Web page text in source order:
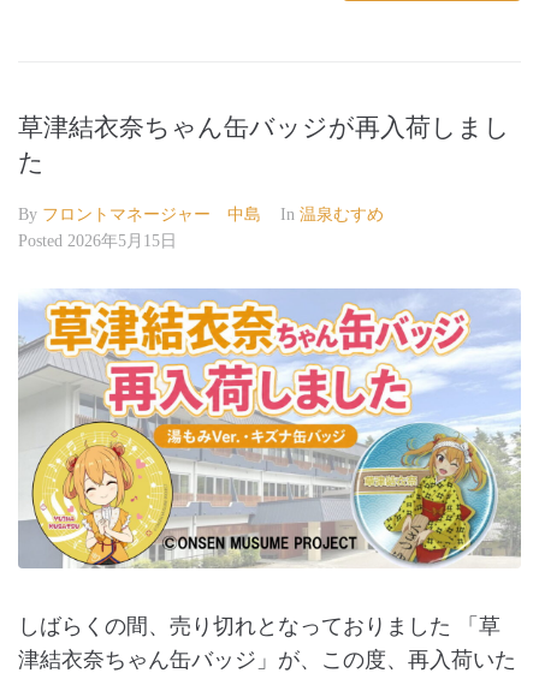
草津結衣奈ちゃん缶バッジが再入荷しまし
た
By フロントマネージャー 中島 In 温泉むすめ
Posted 2026年5月15日
しばらくの間、売り切れとなっておりました 「草
津結衣奈ちゃん缶バッジ」が、この度、再入荷いた